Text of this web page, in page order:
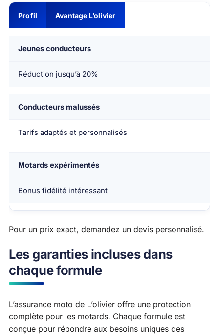
Profil Avantage L’olivier
Jeunes conducteurs
Réduction jusqu’à 20%
Conducteurs malussés
Tarifs adaptés et personnalisés
Motards expérimentés
Bonus fidélité intéressant
Pour un prix exact, demandez un devis personnalisé.
Les garanties incluses dans
chaque formule
L’assurance moto de L’olivier offre une protection
complète pour les motards. Chaque formule est
conçue pour répondre aux besoins uniques des